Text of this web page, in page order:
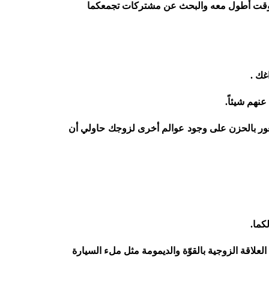
وقت أطول معه والبحث عن مشتركات تجمعكما
.
شيئاً.
بالحزن على وجود عوالم أخرى لزوجك حاولي أن
الزوجية بالقوّة والديمومة مثل ملء السيارة